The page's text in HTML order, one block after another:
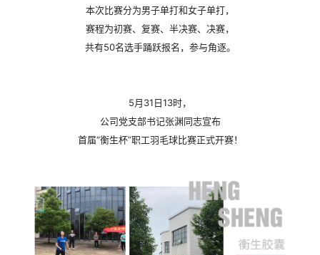
本次比赛分为男子单打和女子单打，
赛程为初赛、复赛、半决赛、决赛，
共有50名选手踊跃报名，参与角逐。
5月31日13时，
公司党支部书记张渊同志宣布
首届“衡生杯”职工羽毛球比赛正式开赛！